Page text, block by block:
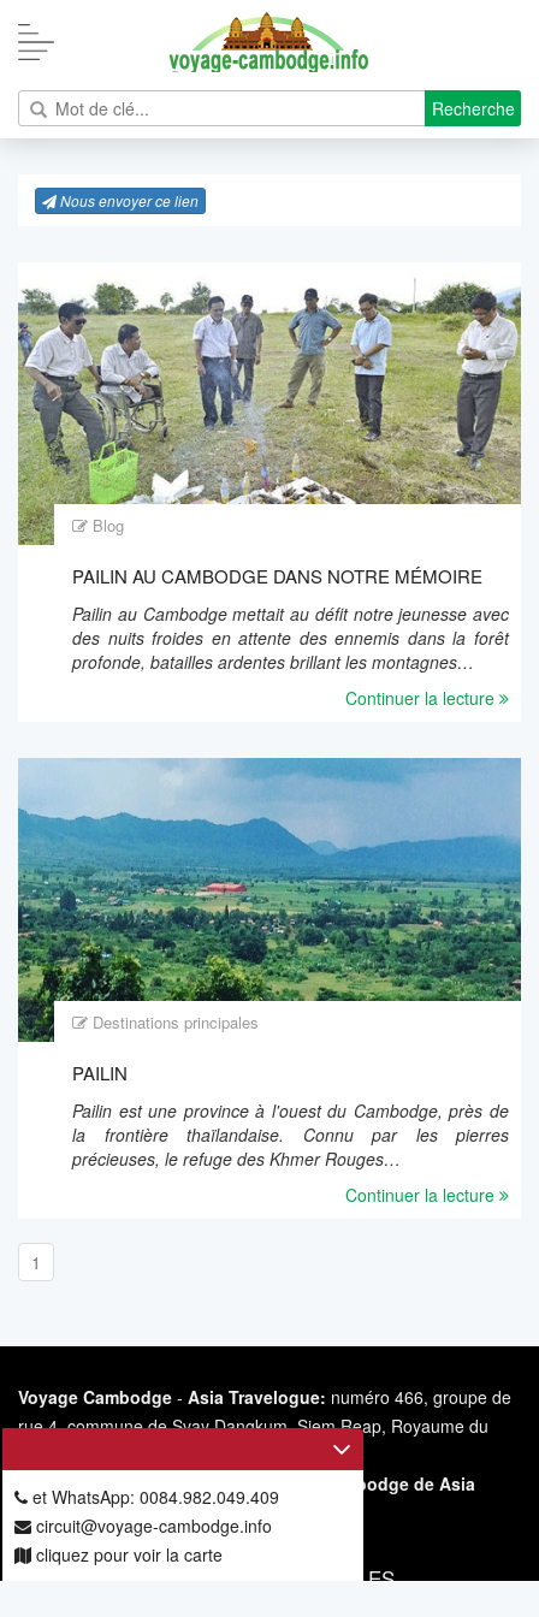
Recherche
Nous envoyer ce lien
Blog
PAILIN AU CAMBODGE DANS NOTRE MÉMOIRE
Pailin au Cambodge mettait au défit notre jeunesse avec
des nuits froides en attente des ennemis dans la forêt
profonde, batailles ardentes brillant les montagnes…
Continuer la lecture
Destinations principales
PAILIN
Pailin est une province à l'ouest du Cambodge, près de
la frontière thaïlandaise. Connu par les pierres
précieuses, le refuge des Khmer Rouges…
Continuer la lecture
1
Voyage Cambodge - Asia Travelogue: numéro 466, groupe de
rue 4, commune de Svay Dangkum, Siem Reap, Royaume du
https://voyage-
appartient à Voyage Cambodge de Asia
Travelogue.
VOUS ABONNER POUR NOS ARTICLES
et WhatsApp: 0084.982.049.409
circuit@voyage-cambodge.info
cliquez pour voir la carte